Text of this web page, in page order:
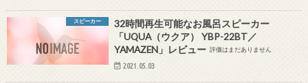
スピーカー
32時間再生可能なお風呂スピーカー
「UQUA（ウクア） YBP-22BT／
YAMAZEN」レビュー 評価はまだありません
2021.05.03